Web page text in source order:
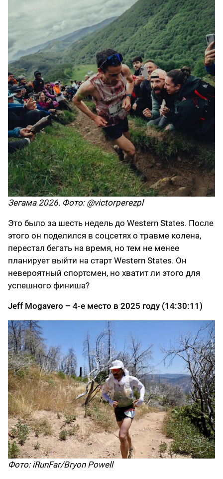
Зегама 2026. Фото: @victorperezpl
Это было за шесть недель до Western States. После
этого он поделился в соцсетях о травме колена,
перестал бегать на время, но тем не менее
планирует выйти на старт Western States. Он
невероятный спортсмен, но хватит ли этого для
успешного финиша?
Jeff Mogavero – 4-е место в 2025 году (14:30:11)
Фото: iRunFar/Bryon Powell